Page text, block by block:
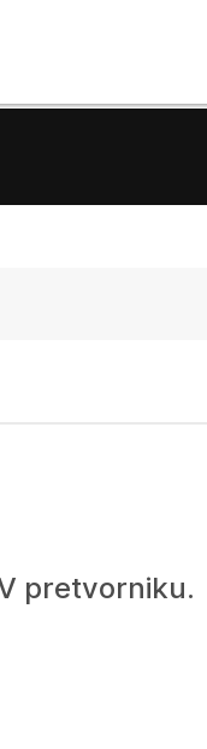
pretvorniku.